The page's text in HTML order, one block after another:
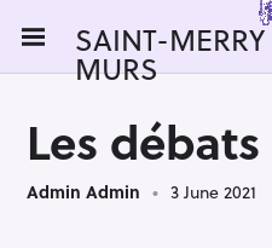
i
SAINT-
MURS
Les
Admin Admin 3 June 2021